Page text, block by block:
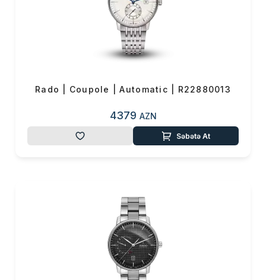
Rado | Coupole | Automatic | R22880013
4379 AZN
Səbətə At
Sifarişin detalları